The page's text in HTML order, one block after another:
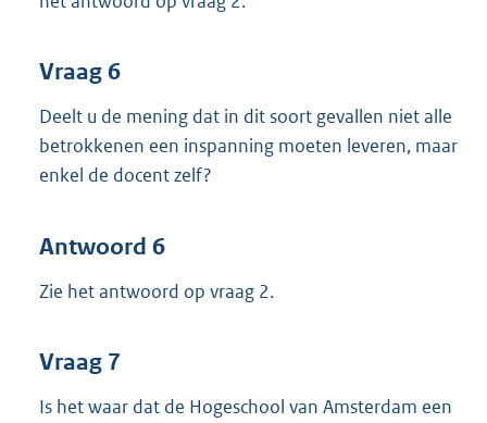
Vraag 6
Deelt u de mening dat in dit soort gevallen niet alle
betrokkenen een inspanning moeten leveren, maar
enkel de docent zelf?
Antwoord 6
Zie het antwoord op vraag 2.
Vraag 7
Is het waar dat de Hogeschool van Amsterdam een